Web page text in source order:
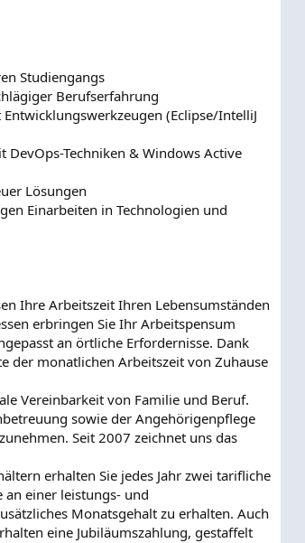
Studiengangs
Berufserfahrung
(Eclipse/IntelliJ
DevOps-Techniken & Windows Active
Lösungen
Einarbeiten in Technologien und
Ihre Arbeitszeit Ihren Lebensumständen
erbringen Sie Ihr Arbeitspensum
an örtliche Erfordernisse. Dank
der monatlichen Arbeitszeit von Zuhause
Vereinbarkeit von Familie und Beruf.
sowie der Angehörigenpflege
Seit 2007 zeichnet uns das
erhalten Sie jedes Jahr zwei tarifliche
an einer leistungs- und
Monatsgehalt zu erhalten. Auch
eine Jubiläumszahlung, gestaffelt